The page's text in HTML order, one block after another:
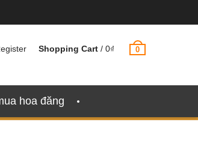
Shopping Cart / 0₫ 0
hoa đăng